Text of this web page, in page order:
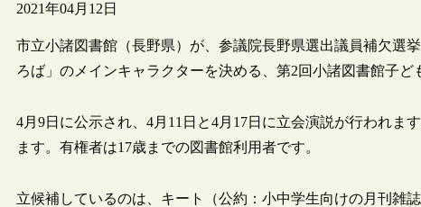
2021年04月12日
市立小諸図書館（長野県）が、参議院長野県選出議員補欠選
ろば」のメインキャラクターを決める、第2回小諸図書館子ど
4月9日に公示され、4月11日と4月17日に立会演説が行われま
ます。有権者は17歳までの図書館利用者です。
立候補しているのは、キート（公約：小中学生向けの月刊雑